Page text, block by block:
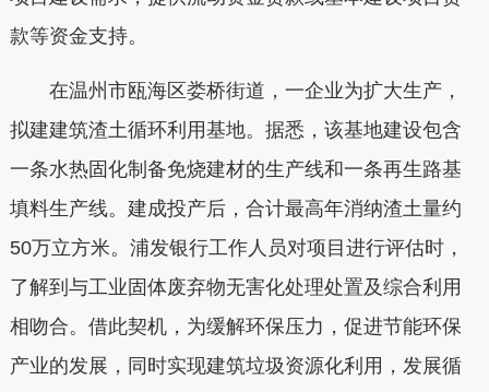
款等资金支持。
在温州市瓯海区娄桥街道，一企业为扩大生产，
拟建建筑渣土循环利用基地。据悉，该基地建设包含
一条水热固化制备免烧建材的生产线和一条再生路基
填料生产线。建成投产后，合计最高年消纳渣土量约
50万立方米。浦发银行工作人员对项目进行评估时，
了解到与工业固体废弃物无害化处理处置及综合利用
相吻合。借此契机，为缓解环保压力，促进节能环保
产业的发展，同时实现建筑垃圾资源化利用，发展循